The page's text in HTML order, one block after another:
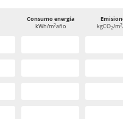
Consumo energía
kWh/m2año kgCO2/m2